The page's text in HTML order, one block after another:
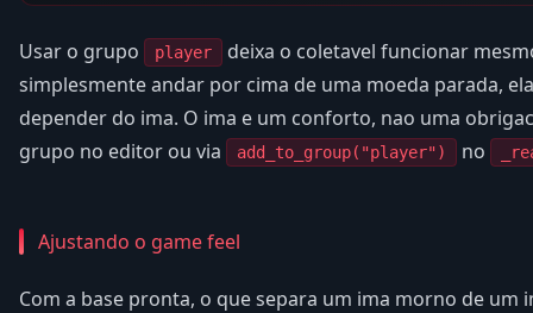
Usar o grupo player
deixa o coletavel funcionar
simplesmente andar por cima de uma moeda parada,
depender do ima. O ima e um conforto, nao uma
grupo no editor ou via
add_to_group("player") no
Ajustando o game feel
Com a base pronta, o que separa um ima morno de um